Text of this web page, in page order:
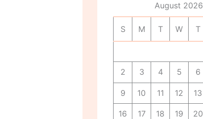
August 2026
S M T W T
2 3 4 5 6
9 10 11 12 13
16 17 18 19 20